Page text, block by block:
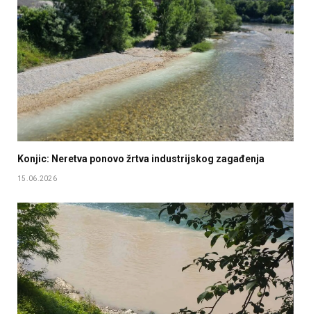
Konjic: Neretva ponovo žrtva industrijskog zagađenja
15.06.2026